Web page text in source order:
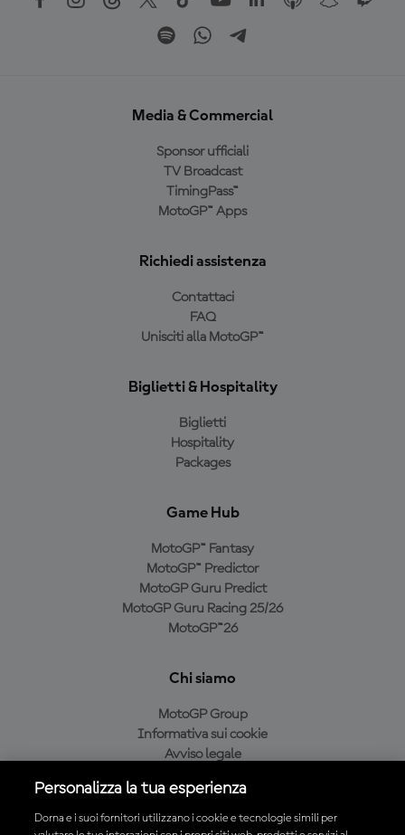
Media & Commercial
Sponsor ufficiali
TV Broadcast
TimingPass™
MotoGP™ Apps
Richiedi assistenza
Contattaci
FAQ
Unisciti alla MotoGP™
Biglietti & Hospitality
Biglietti
Hospitality
Packages
Game Hub
MotoGP™ Fantasy
MotoGP™ Predictor
MotoGP Guru Predict
MotoGP Guru Racing 25/26
MotoGP™26
Chi siamo
MotoGP Group
Informativa sui cookie
Avviso legale
Condizioni di acquisto
Personalizza la tua esperienza
Dorna e i suoi fornitori utilizzano i cookie e tecnologie simili per